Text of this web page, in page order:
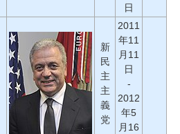
日
新
民
主
主
義
党
2011
年11
月11
日
-
2012
年5
月16